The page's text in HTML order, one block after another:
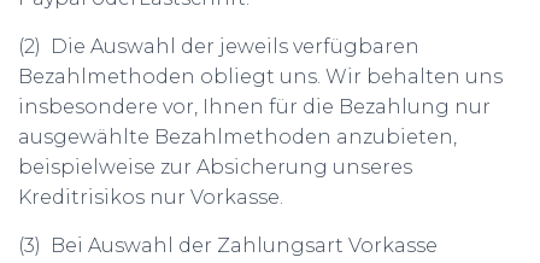
(2) Die Auswahl der jeweils verfügbaren
Bezahlmethoden obliegt uns. Wir behalten uns
insbesondere vor, Ihnen für die Bezahlung nur
ausgewählte Bezahlmethoden anzubieten,
beispielweise zur Absicherung unseres
Kreditrisikos nur Vorkasse.
(3) Bei Auswahl der Zahlungsart Vorkasse